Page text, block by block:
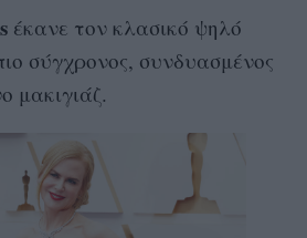
έκανε τον κλασικό ψηλό
σύγχρονος, συνδυασμένος
μακιγιάζ.